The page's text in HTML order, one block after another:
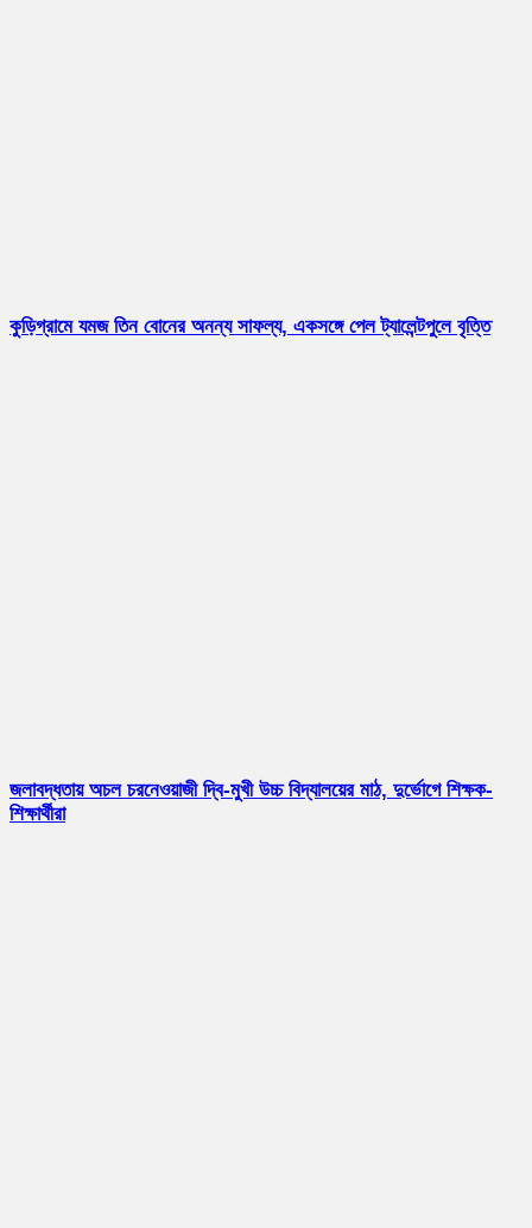
কুড়িগ্রামে যমজ তিন বোনের অনন্য সাফল্য, একসঙ্গে পেল ট্যালেন্টপুলে বৃত্তি
জলাবদ্ধতায় অচল চরনেওয়াজী দ্বি-মুখী উচ্চ বিদ্যালয়ের মাঠ, দুর্ভোগে শিক্ষক-
শিক্ষার্থীরা